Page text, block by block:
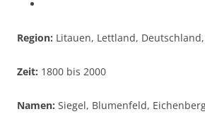
Region: Litauen, Lettland,
Zeit: 1800 bis 2000
Namen: Siegel, Blumenfeld,